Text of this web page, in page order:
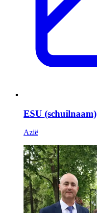
ESU (schuilnaam)
Azië